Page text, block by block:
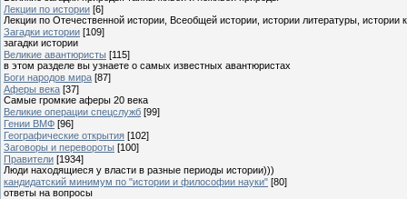
Лекции по истории [6]
Лекции по Отечественной истории, Всеобщей истории, истории литературы, истории
Загадки истории [109]
загадки истории
Великие авантюристы [115]
в этом разделе вы узнаете о самых известных авантюристах
Боги народов мира [87]
Аферы века [37]
Самые громкие аферы 20 века
Великие операции спецслужб [99]
Гении ВМФ [96]
Географические открытия [102]
Заговоры и перевороты [100]
Правители [1934]
Люди находящиеся у власти в разные периоды истории)))
кандидатский минимум по "истории и философии науки" [80]
ответы на вопросы